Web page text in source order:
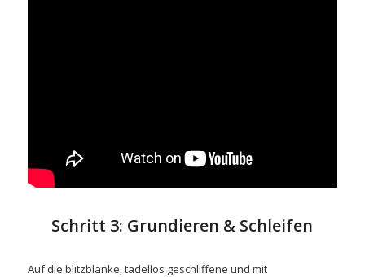
Schritt 3: Grundieren & Schleifen
Auf die blitzblanke, tadellos geschliffene und mit